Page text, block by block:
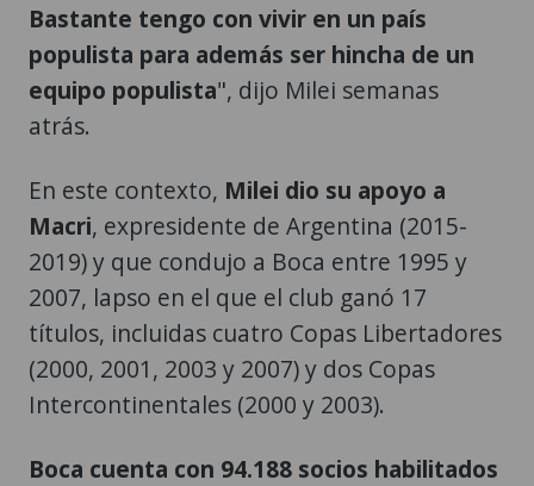
Bastante tengo con vivir en un país
populista para además ser hincha de un
equipo populista", dijo Milei semanas
atrás.
En este contexto, Milei dio su apoyo a
Macri, expresidente de Argentina (2015-
2019) y que condujo a Boca entre 1995 y
2007, lapso en el que el club ganó 17
títulos, incluidas cuatro Copas Libertadores
(2000, 2001, 2003 y 2007) y dos Copas
Intercontinentales (2000 y 2003).
Boca cuenta con 94.188 socios habilitados